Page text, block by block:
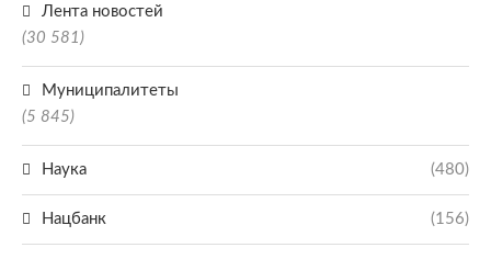
Лента новостей
(30 581)
Муниципалитеты
(5 845)
Наука (480)
Нацбанк (156)